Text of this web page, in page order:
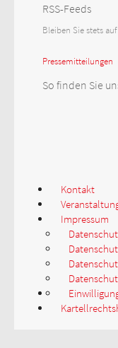
RSS-Feeds
Bleiben Sie stets
Pressemitteilungen
So finden Sie
Kontakt
Impressum